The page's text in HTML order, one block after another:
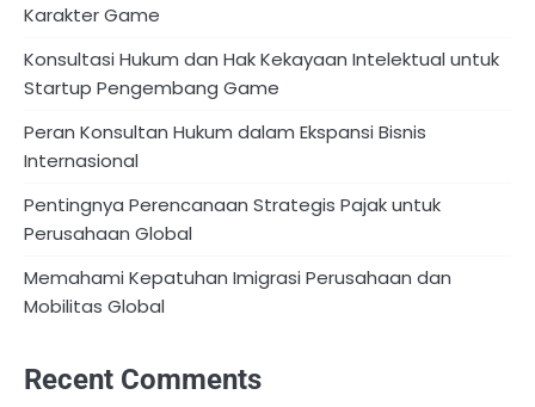
Karakter Game
Konsultasi Hukum dan Hak Kekayaan Intelektual untuk
Startup Pengembang Game
Peran Konsultan Hukum dalam Ekspansi Bisnis
Internasional
Pentingnya Perencanaan Strategis Pajak untuk
Perusahaan Global
Memahami Kepatuhan Imigrasi Perusahaan dan
Mobilitas Global
Recent Comments